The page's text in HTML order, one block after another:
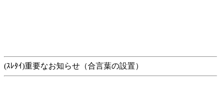
(ｽﾚﾀｲ)重要なお知らせ（合言葉の設置）